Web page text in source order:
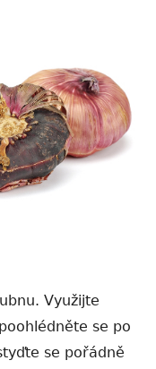
Využijte
se po
se pořádně